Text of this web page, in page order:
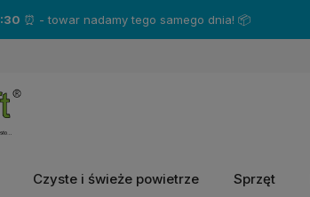
- a otrzymasz gratisy!❤️
Czyste i świeże powietrze Sprzęt